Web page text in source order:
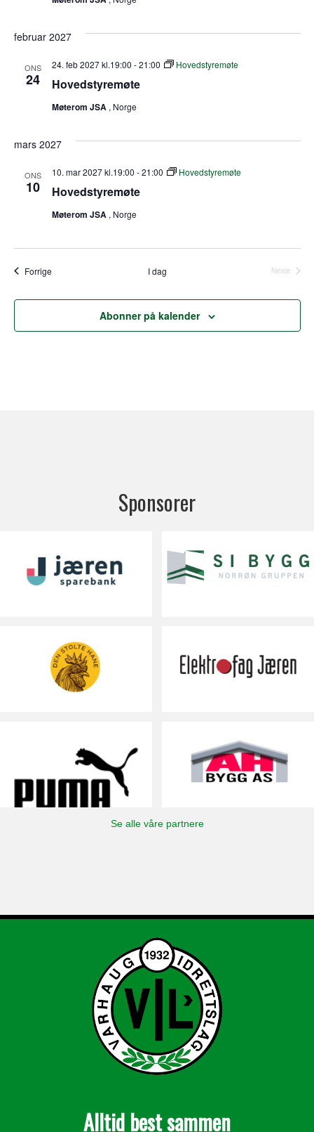
februar 2027
ONS
24 Hovedstyremøte
24. feb 2027 kl.19:00 -21:00 Hovedstyremøte
Møterom JSA , Norge
mars 2027
ONS
10 Hovedstyremøte
10. mar 2027 kl.19:00 -21:00 Hovedstyremøte
Møterom JSA , Norge
ForrigeArrangementer I dag
Neste
Abonner på kalender
Sponsorer
Se alle våre partnere
Alltid best sammen